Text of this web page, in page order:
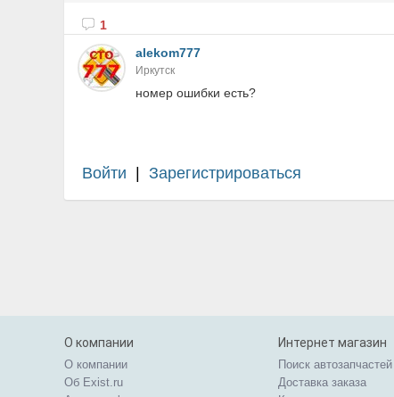
1
alekom777
Иркутск
номер ошибки есть?
Войти Зарегистрироваться
О компании
О компании
Об Exist.ru
Интернет магазин
Поиск
Доставка заказа